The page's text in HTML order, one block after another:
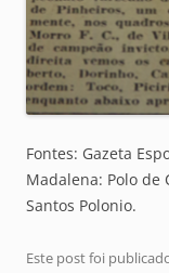
Fontes: Gazeta
Madalena: Polo de
Santos Polonio.
Este post foi